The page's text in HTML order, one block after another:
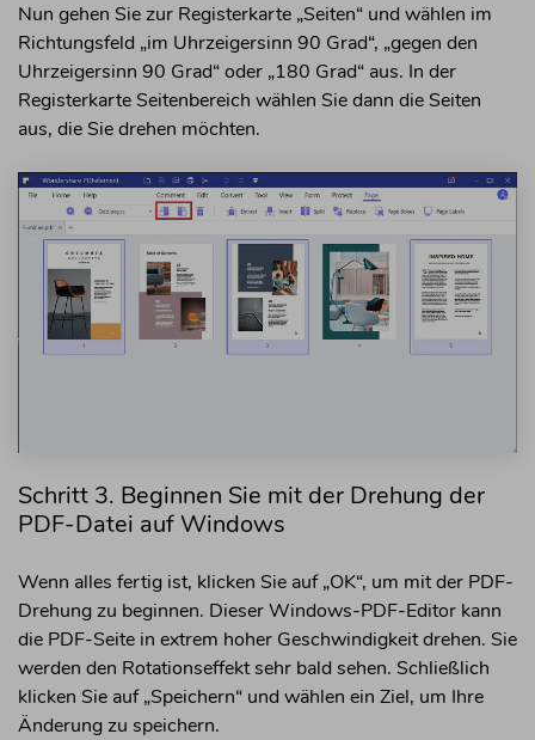
Nun gehen Sie zur Registerkarte „Seiten“ und wählen im
Richtungsfeld „im Uhrzeigersinn 90 Grad“, „gegen den
Uhrzeigersinn 90 Grad“ oder „180 Grad“ aus. In der
Registerkarte Seitenbereich wählen Sie dann die Seiten
aus, die Sie drehen möchten.
Schritt 3. Beginnen Sie mit der Drehung der
PDF-Datei auf Windows
Wenn alles fertig ist, klicken Sie auf „OK“, um mit der PDF-
Drehung zu beginnen. Dieser Windows-PDF-Editor kann
die PDF-Seite in extrem hoher Geschwindigkeit drehen. Sie
werden den Rotationseffekt sehr bald sehen. Schließlich
klicken Sie auf „Speichern“ und wählen ein Ziel, um Ihre
Änderung zu speichern.